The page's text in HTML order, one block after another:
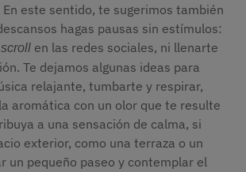
este sentido, te sugerimos también
hagas pausas sin estímulos:
scroll en las redes sociales, ni llenarte
Te dejamos algunas ideas para
relajante, tumbarte y respirar,
aromática con un olor que te resulte
a una sensación de calma, si
exterior, como una terraza o un
un pequeño paseo y contemplar el